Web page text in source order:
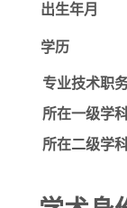
出生年月
学历
专业技术职
所在一级学
所在二级学